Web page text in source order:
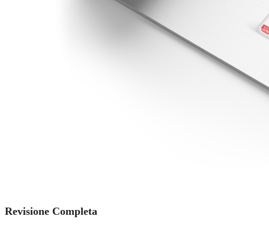
Revisione Completa